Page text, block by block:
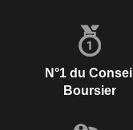
N°1 du Conseil
Boursier